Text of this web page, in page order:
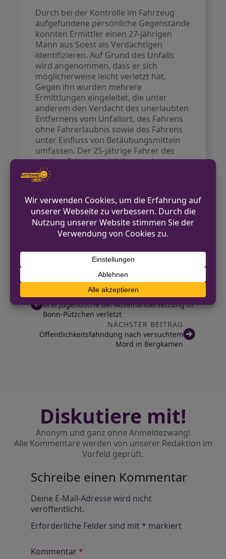
Durch bei der Kontrolle im Fahrzeug
aufgefundene persönliche Gegenstände
konnten Ermittler einen 27-jährigen
Mann aus Soest als Verdächtigen
identifizieren. Auf Grund des Unfalls
wird angenommen, dass er sich
möglicherweise leicht verletzt hat.
Gegen ihn wurden mehrere
Ermittlungen eingeleitet, die unter
anderem den Verdacht des unerlaubten
Entfernens vom Unfallort, des Fahrens
ohne Fahrerlaubnis sowie des Fahrens
unter Einfluss von Betäubungsmitteln
umfassen. Der 25-jährige Fahrer des
zweiten Fahrzeugs blieb unverletzt.
Beide Fahrzeuge waren nach dem
Vorfall nicht mehr fahrbereit, der Pkw
sichergestellt.
Allgemeine Kontaktmöglichkeiten
finden sich auf der offiziellen Webseite
http://www.polizei.nrw.de/soest.
VORHERIGER BEITRAG
Drei Jugendliche bei Auseinandersetzung in
Bonn-Pützchen verletzt
NÄCHSTER BEITRAG
Öffentlichkeitsfahndung nach versuchtem
Mord in Bergkamen
Diskutiere mit!
Anonym und ganz ohne Anmeldezwang!
Alle Kommentare werden von unserer Redaktion im
Vorfeld geprüft.
Schreibe einen Kommentar
Deine E-Mail-Adresse wird nicht
veröffentlicht.
Erforderliche Felder sind mit* markiert
Kommentar*